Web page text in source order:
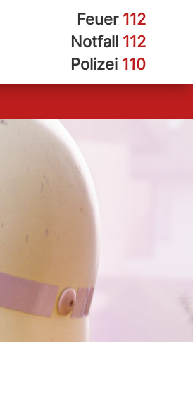
Feuer 112
Notfall 112
Polizei 110